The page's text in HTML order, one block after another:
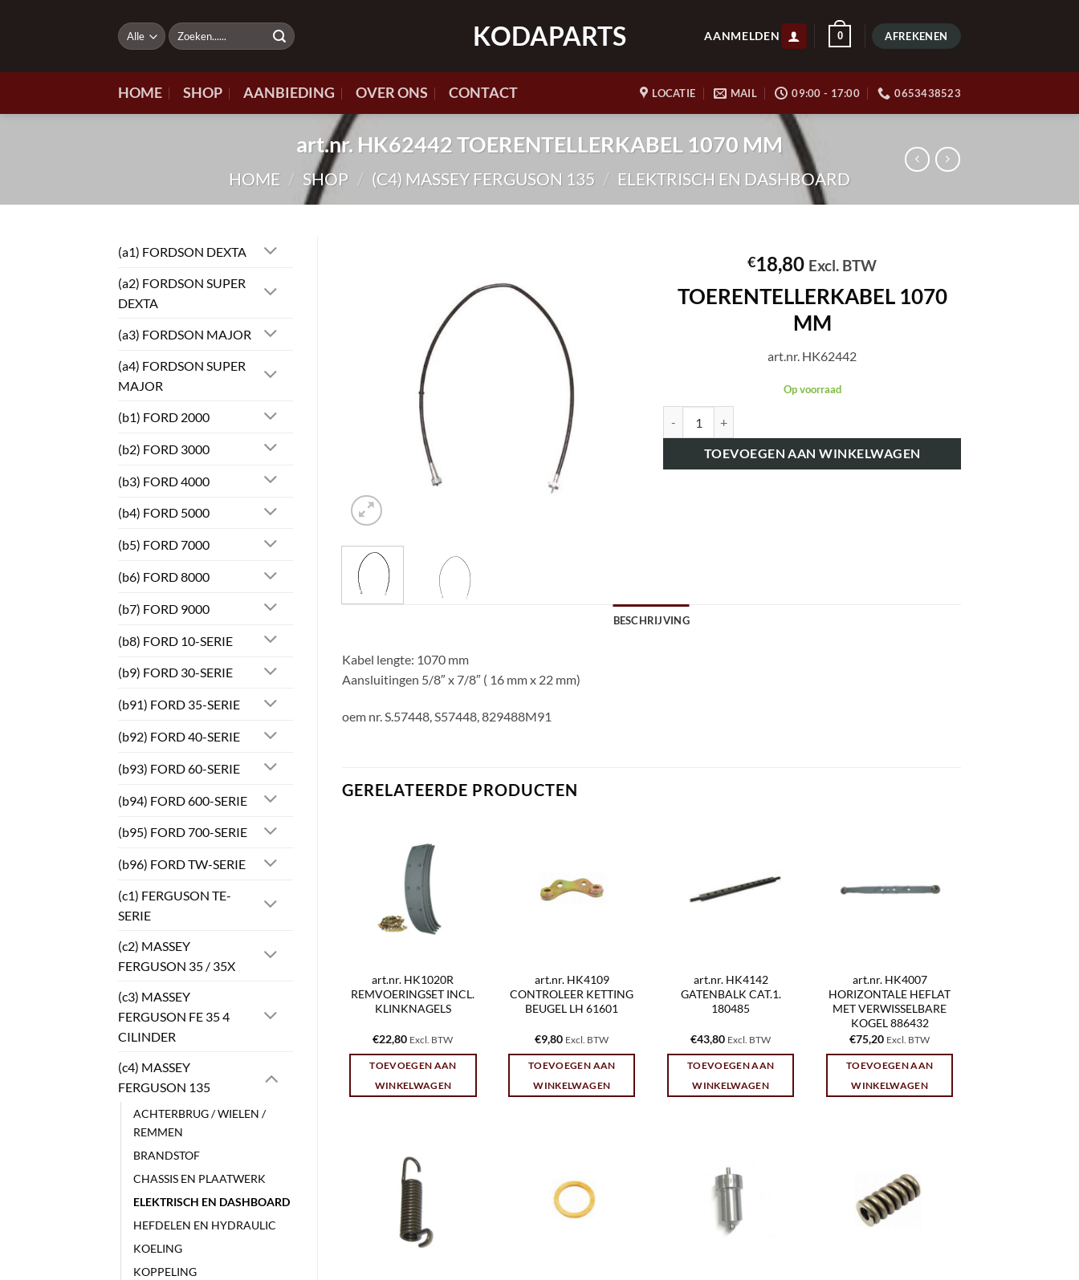
KODAPARTS
Zoeken
naar:
AANMELDEN 0 AFREKENEN
HOME SHOP AANBIEDING OVER ONS CONTACT LOCATIE MAIL 09:00 - 17:00 0653438523
art.nr. HK62442 TOERENTELLERKABEL 1070 MM
HOME / SHOP / (C4) MASSEY FERGUSON 135 / ELEKTRISCH EN DASHBOARD
(a1) FORDSON DEXTA
(a2) FORDSON SUPER
DEXTA
(a3) FORDSON MAJOR
(a4) FORDSON SUPER
MAJOR
(b1) FORD 2000
(b2) FORD 3000
(b3) FORD 4000
(b4) FORD 5000
(b5) FORD 7000
(b6) FORD 8000
(b7) FORD 9000
(b8) FORD 10-SERIE
(b9) FORD 30-SERIE
(b91) FORD 35-SERIE
(b92) FORD 40-SERIE
(b93) FORD 60-SERIE
(b94) FORD 600-SERIE
(b95) FORD 700-SERIE
(b96) FORD TW-SERIE
(c1) FERGUSON TE-
SERIE
(c2) MASSEY
FERGUSON 35 / 35X
(c3) MASSEY
FERGUSON FE 35 4
CILINDER
(c4) MASSEY
FERGUSON 135
ACHTERBRUG / WIELEN /
REMMEN
BRANDSTOF
CHASSIS EN PLAATWERK
ELEKTRISCH EN DASHBOARD
HEFDELEN EN HYDRAULIC
KOELING
KOPPELING
€18,80 Excl. BTW
TOERENTELLERKABEL 1070
MM
art.nr. HK62442
Op voorraad
TOEVOEGEN AAN WINKELWAGEN
BESCHRIJVING
Kabel lengte: 1070 mm
Aansluitingen 5/8″ x 7/8″ ( 16 mm x 22 mm)
oem nr. S.57448, S57448, 829488M91
GERELATEERDE PRODUCTEN
art.nr. HK1020R
REMVOERINGSET INCL.
KLINKNAGELS
€22,80 Excl. BTW
TOEVOEGEN AAN
WINKELWAGEN
art.nr. HK4109
CONTROLEER KETTING
BEUGEL LH 61601
€9,80 Excl. BTW
TOEVOEGEN AAN
WINKELWAGEN
art.nr. HK4142
GATENBALK CAT.1.
180485
€43,80 Excl. BTW
TOEVOEGEN AAN
WINKELWAGEN
art.nr. HK4007
HORIZONTALE HEFLAT
MET VERWISSELBARE
KOGEL 886432
€75,20 Excl. BTW
TOEVOEGEN AAN
WINKELWAGEN